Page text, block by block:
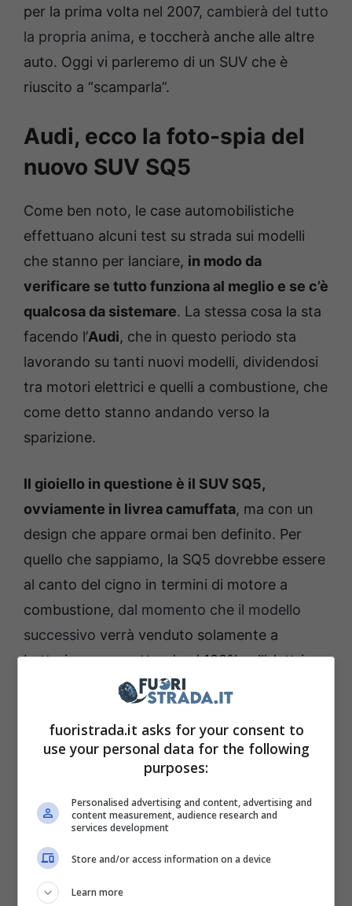
per la prima volta nel 2007, cambierà del tutto
la propria anima, e toccherà anche alle altre
auto. Oggi vi parleremo di un SUV che è
riuscito a “scamparla”.
Audi, ecco la foto-spia del
nuovo SUV SQ5
Come ben noto, le case automobilistiche
effettuano alcuni test su strada sui modelli
che stanno per lanciare, in modo da
verificare se tutto funziona al meglio e se c’è
qualcosa da sistemare. La stessa cosa la sta
facendo l’Audi, che in questo periodo sta
lavorando su tanti nuovi modelli, dividendosi
tra motori elettrici e quelli a combustione, che
come detto stanno andando verso la
sparizione.
Il gioiello in questione è il SUV SQ5,
ovviamente in livrea camuffata, ma con un
design che appare ormai ben definito. Per
quello che sappiamo, la SQ5 dovrebbe essere
al canto del cigno in termini di motore a
combustione, dal momento che il modello
successivo verrà venduto solamente a
batteria, scommettendo al 100% sull’elettrico.
Il debutto di quest’auto è infatti previsto per il
2025, e quella sarà una data molto
particolare.
fuoristrada.it asks for your consent to
use your personal data for the following
purposes:
Personalised advertising and content, advertising and
content measurement, audience research and
services development
Store and/or access information on a device
Learn more